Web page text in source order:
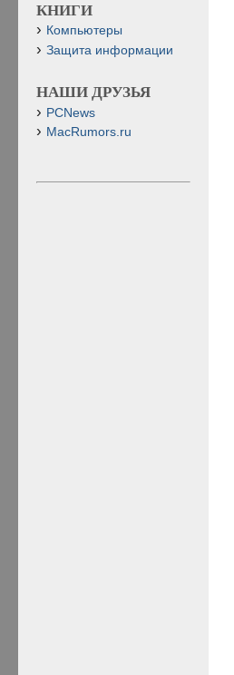
КНИГИ
Компьютеры
Защита информации
НАШИ ДРУЗЬЯ
PCNews
MacRumors.ru